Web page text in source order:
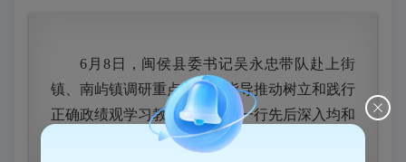
6月8日，闽侯县委书记吴永忠带队赴上街
镇、南屿镇调研重点产业并指导推动树立和践行
正确政绩观学习教育。县领导一行先后深入均和
云谷产业园、福州大学城国家大学科技园（侯官